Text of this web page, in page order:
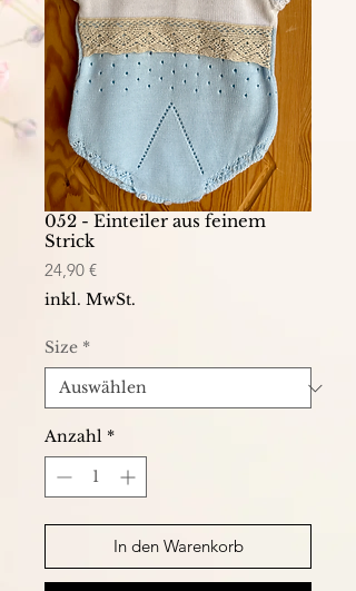
052 - Einteiler aus feinem
Strick
24,90 €Preis
inkl. MwSt.
Size *
Anzahl *
In den Warenkorb